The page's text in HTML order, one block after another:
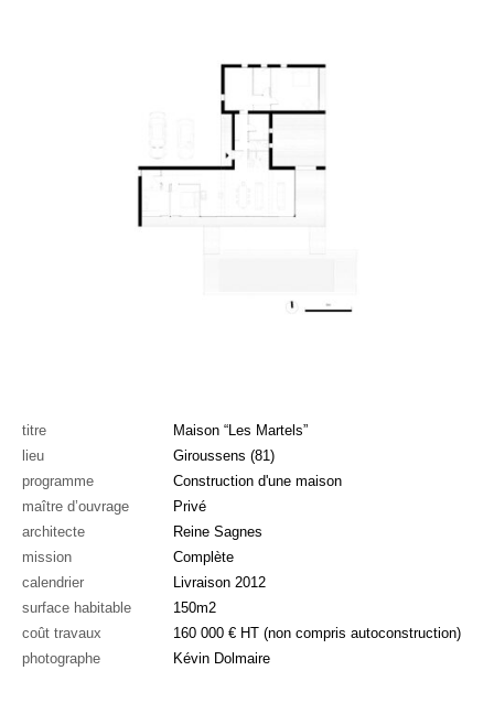
titre
Maison “Les Martels”
lieu
Giroussens (81)
programme
Construction d'une maison
maître d’ouvrage
Privé
architecte
Reine Sagnes
mission
Complète
calendrier
Livraison 2012
surface habitable
150m2
coût travaux
160 000 € HT (non compris autoconstruction)
photographe
Kévin Dolmaire